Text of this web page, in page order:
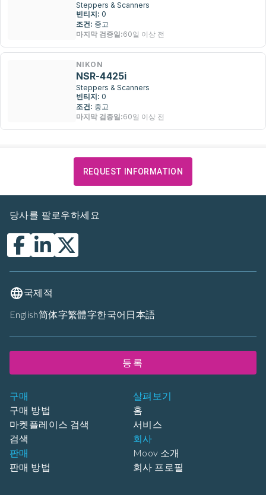
Steppers & Scanners
빈티지: 0
조건: 중고
마지막 검증일:60일 이상 전
NIKON
NSR-4425i
Steppers & Scanners
빈티지: 0
조건: 중고
마지막 검증일:60일 이상 전
REQUEST INFORMATION
구매
구매 방법
마켓플레이스 검색
검색
판매
판매 방법
살펴보기
홈
서비스
회사
Moov 소개
회사 프로필
당사를 팔로우하세요
국제적
English简体字繁體字한국어 日本語
등록